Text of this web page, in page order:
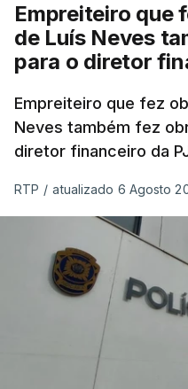
Empreiteiro que
de Luís Neves
para o diretor
Empreiteiro que fez
Neves também fez
diretor financeiro da
RTP / atualizado 6 Agosto